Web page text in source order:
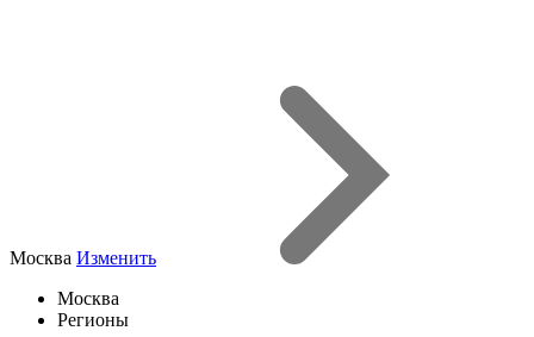
Москва Изменить
Москва
Регионы